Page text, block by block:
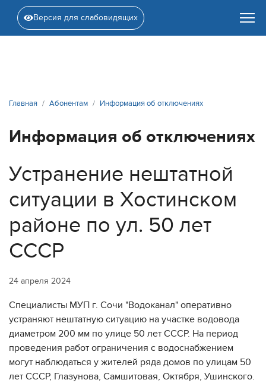
Версия для слабовидящих
Главная Абонентам Информация об отключениях
Информация об отключениях
Устранение нештатной
ситуации в Хостинском
районе по ул. 50 лет
СССР
24 апреля 2024
Специалисты МУП г. Сочи "Водоканал" оперативно
устраняют нештатную ситуацию на участке водовода
диаметром 200 мм по улице 50 лет СССР. На период
проведения работ ограничения с водоснабжением
могут наблюдаться у жителей ряда домов по улицам 50
лет СССР, Глазунова, Самшитовая, Октября, Ушинского.